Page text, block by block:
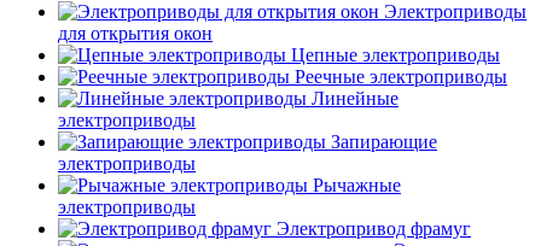
Электроприводы
для открытия окон
Цепные электроприводы
Реечные электроприводы
Линейные
электроприводы
Запирающие
электроприводы
Рычажные
электроприводы
Электропривод фрамуг